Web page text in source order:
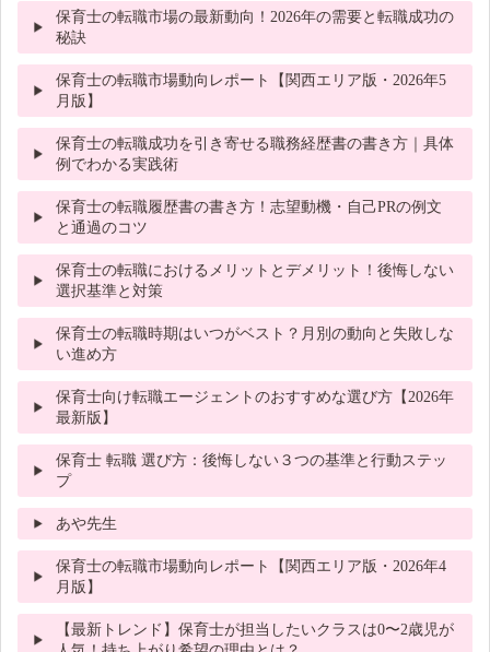
保育士の転職市場の最新動向！2026年の需要と転職成功の
秘訣
保育士の転職市場動向レポート【関西エリア版・2026年5
月版】
保育士の転職成功を引き寄せる職務経歴書の書き方｜具体
例でわかる実践術
保育士の転職履歴書の書き方！志望動機・自己PRの例文
と通過のコツ
保育士の転職におけるメリットとデメリット！後悔しない
選択基準と対策
保育士の転職時期はいつがベスト？月別の動向と失敗しな
い進め方
保育士向け転職エージェントのおすすめな選び方【2026年
最新版】
保育士 転職 選び方：後悔しない３つの基準と行動ステッ
プ
あや先生
保育士の転職市場動向レポート【関西エリア版・2026年4
月版】
【最新トレンド】保育士が担当したいクラスは0〜2歳児が